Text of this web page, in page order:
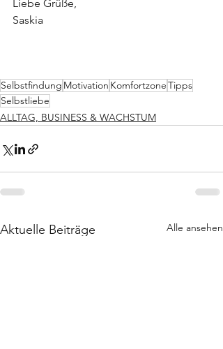
Liebe Grüße,
Saskia
Selbstfindung Motivation KomfortzoneTipps
Selbstliebe
ALLTAG, BUSINESS & WACHSTUM
Aktuelle Beiträge Alle ansehen